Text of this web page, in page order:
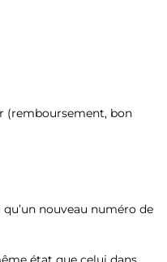
(remboursement, bon
nouveau numéro de